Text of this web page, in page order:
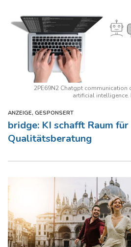
2PE69N2 Chatgpt communication
artificial
ANZEIGE, GESPONSERT
bridge: KI schafft Raum für
Qualitätsberatung